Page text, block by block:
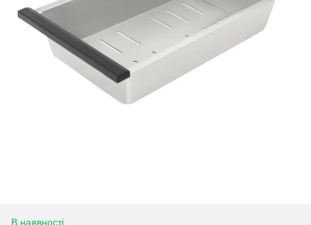
В наявності